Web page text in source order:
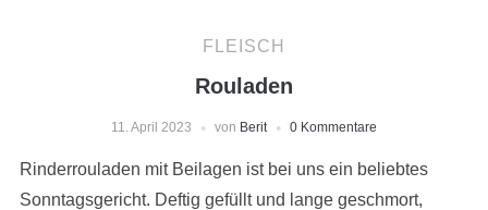
FLEISCH
Rouladen
11. April 2023 von Berit 0 Kommentare
Rinderrouladen mit Beilagen ist bei uns ein beliebtes
Sonntagsgericht. Deftig gefüllt und lange geschmort,